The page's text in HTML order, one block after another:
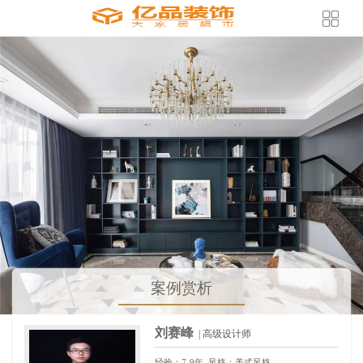
案例赏析
刘赛峰 | 高级设计师